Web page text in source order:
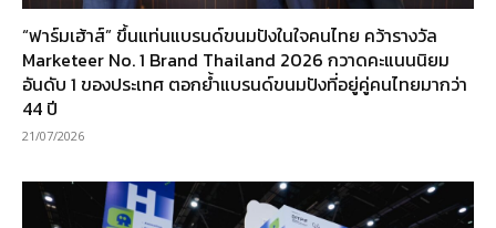
“ฟาร์มเฮ้าส์” ขึ้นแท่นแบรนด์ขนมปังในใจคนไทย คว้ารางวัล
Marketeer No. 1 Brand Thailand 2026 กวาดคะแนนนิยม
อันดับ 1 ของประเทศ ตอกย้ำแบรนด์ขนมปังที่อยู่คู่คนไทยมากว่า
44 ปี
21/07/2026